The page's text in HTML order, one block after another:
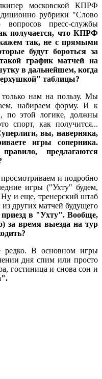
московской КПРФ
рубрики "Слово
вопросов пресс-службы
получается, что КПРФ
так, не с прямыми
будут бороться за
график матчей на
в дальнейшем, когда
таблицы?
нам на пользу. Мы
набираем форму. И к
по этой логике, должны
спорт, как получится...
вы, наверняка,
игры соперника.
предлагаются
и подробно
игры ("Ухту" будем,
и еще, тренерский штаб
других матчей будущего
в "Ухту". Вообще,
за время выезда на тур
редко. В основном игры
дня спим или просто
гостиница и снова сон и